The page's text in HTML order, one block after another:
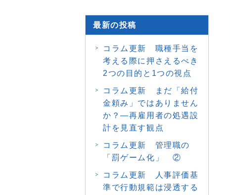
最新の投稿
コラム更新 職種手当を
考える際に押さえるべき
2つの目的と1つの視点
コラム更新 まだ「給付
金頼み」ではありません
か？―再雇用者の処遇設
計を見直す観点
コラム更新 管理職の
「罰ゲーム化」 ②
コラム更新 人事評価基
準で行動規範は浸透する